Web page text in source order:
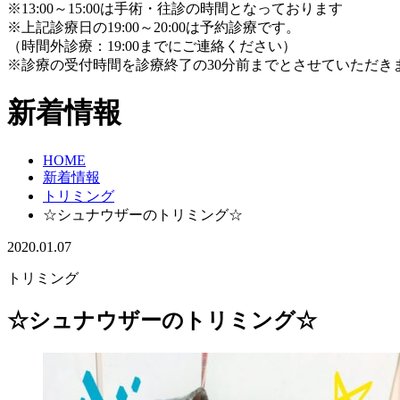
※13:00～15:00は手術・往診の時間となっております
※上記診療日の19:00～20:00は予約診療です。
（時間外診療：19:00までにご連絡ください）
※診療の受付時間を診療終了の30分前までとさせていただき
新着情報
HOME
新着情報
トリミング
☆シュナウザーのトリミング☆
2020.01.07
トリミング
☆シュナウザーのトリミング☆